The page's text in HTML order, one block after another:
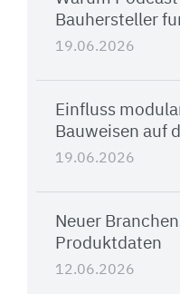
Bauhersteller
19.06.2026
Einfluss
Bauweisen auf
19.06.2026
Neuer
Produktdaten
12.06.2026